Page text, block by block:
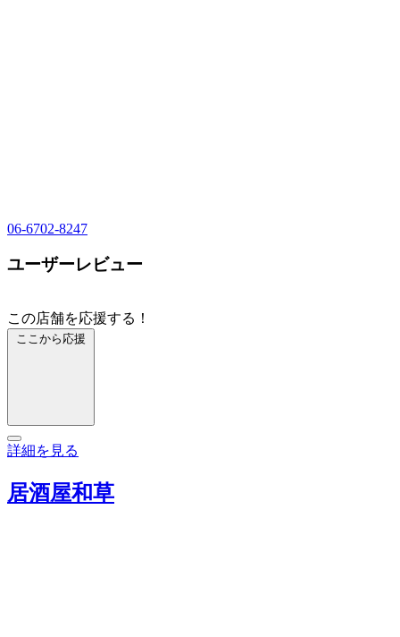
06-6702-8247
ユーザーレビュー
この店舗を応援する！
ここから応援
詳細を見る
居酒屋和草